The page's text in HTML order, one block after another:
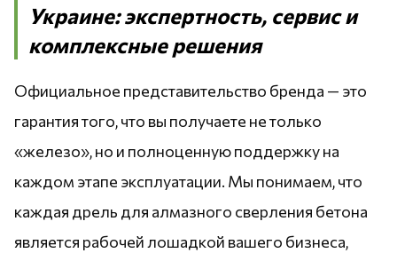
Украине: экспертность, сервис и
комплексные решения
Официальное представительство бренда — это
гарантия того, что вы получаете не только
«железо», но и полноценную поддержку на
каждом этапе эксплуатации. Мы понимаем, что
каждая дрель для алмазного сверления бетона
является рабочей лошадкой вашего бизнеса,